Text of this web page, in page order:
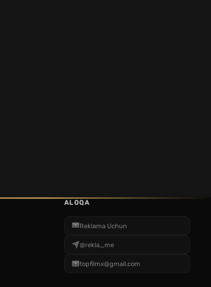
ALOQA
Reklama Uchun
@rekla_me
topfilmx@gmail.com